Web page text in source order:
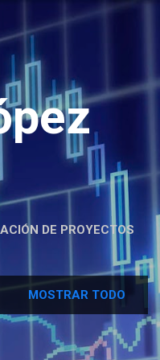
DE PROYECTOS
MOSTRAR TODO